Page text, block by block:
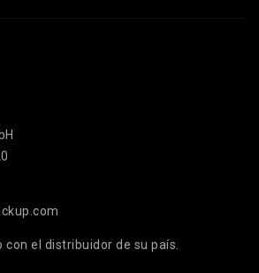
el distribuidor de su país.